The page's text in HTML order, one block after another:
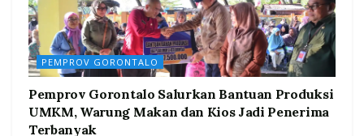
PEMPROV GORONTALO
Pemprov Gorontalo Salurkan Bantuan Produksi
UMKM, Warung Makan dan Kios Jadi Penerima
Terbanyak